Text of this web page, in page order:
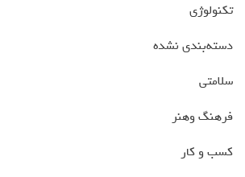
تکنولوژی
دسته‌بندی نشده
سلامتی
فرهنگ وهنر
کسب و کار